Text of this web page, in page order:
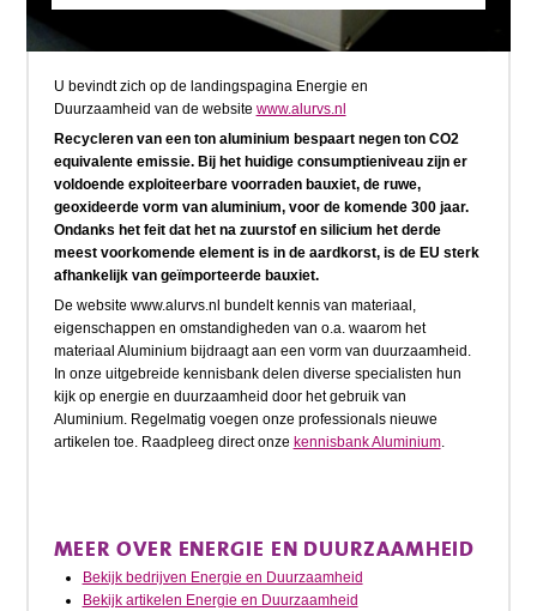
U bevindt zich op de landingspagina Energie en
Duurzaamheid van de website www.alurvs.nl
Recycleren van een ton aluminium bespaart negen ton CO2
equivalente emissie. Bij het huidige consumptieniveau zijn er
voldoende exploiteerbare voorraden bauxiet, de ruwe,
geoxideerde vorm van aluminium, voor de komende 300 jaar.
Ondanks het feit dat het na zuurstof en silicium het derde
meest voorkomende element is in de aardkorst, is de EU sterk
afhankelijk van geïmporteerde bauxiet.
De website www.alurvs.nl bundelt kennis van materiaal,
eigenschappen en omstandigheden van o.a. waarom het
materiaal Aluminium bijdraagt aan een vorm van duurzaamheid.
In onze uitgebreide kennisbank delen diverse specialisten hun
kijk op energie en duurzaamheid door het gebruik van
Aluminium. Regelmatig voegen onze professionals nieuwe
artikelen toe. Raadpleeg direct onze kennisbank Aluminium.
MEER OVER ENERGIE EN DUURZAAMHEID
Bekijk bedrijven Energie en Duurzaamheid
Bekijk artikelen Energie en Duurzaamheid